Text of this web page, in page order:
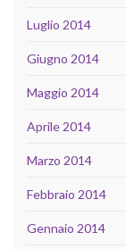
Luglio 2014
Giugno 2014
Maggio 2014
Aprile 2014
Marzo 2014
Febbraio 2014
Gennaio 2014